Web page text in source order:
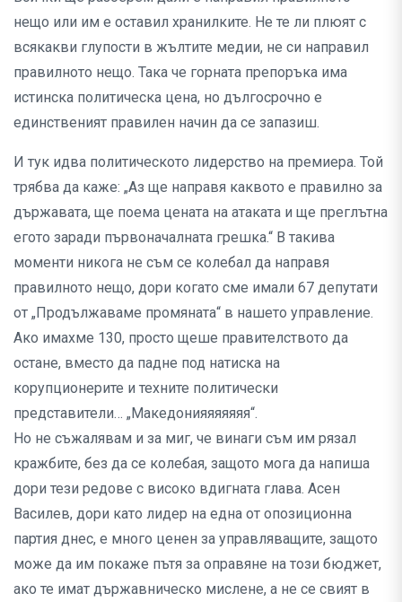
нещо или им е оставил хранилките. Не те ли плюят с
всякакви глупости в жълтите медии, не си направил
правилното нещо. Така че горната препоръка има
истинска политическа цена, но дългосрочно е
единственият правилен начин да се запазиш.
И тук идва политическото лидерство на премиера. Той
трябва да каже: „Аз ще направя каквото е правилно за
държавата, ще поема цената на атаката и ще преглътна
егото заради първоначалната грешка.“ В такива
моменти никога не съм се колебал да направя
правилното нещо, дори когато сме имали 67 депутати
от „Продължаваме промяната“ в нашето управление.
Ако имахме 130, просто щеше правителството да
остане, вместо да падне под натиска на
корупционерите и техните политически
представители… „Македонияяяяяяя“.
Но не съжалявам и за миг, че винаги съм им рязал
кражбите, без да се колебая, защото мога да напиша
дори тези редове с високо вдигната глава. Асен
Василев, дори като лидер на една от опозиционна
партия днес, е много ценен за управляващите, защото
може да им покаже пътя за оправяне на този бюджет,
ако те имат държавническо мислене, а не се свият в